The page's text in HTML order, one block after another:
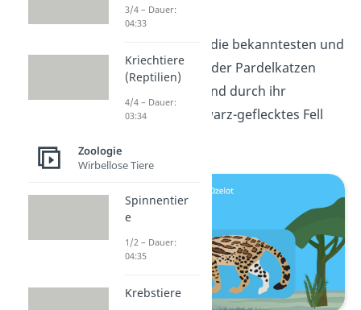
Südamerika.
Ozelots sind wohl die bekanntesten und
größten Vertreter der Pardelkatzen
. Sie sind durch ihr
gelbbraunes, schwarz-geflecktes Fell
3/4 – Dauer:
04:33
Kriechtiere
(Reptilien)
4/4 – Dauer:
03:34
Zoologie
Wirbellose Tiere
Spinnentier
e
1/2 – Dauer:
04:35
Krebstiere